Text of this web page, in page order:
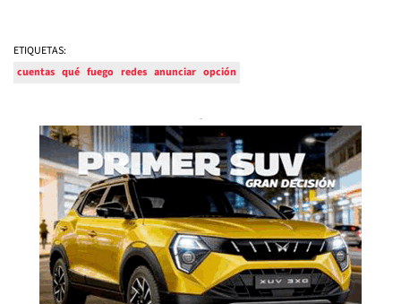
ETIQUETAS:
cuentas qué fuego redes anunciar opción